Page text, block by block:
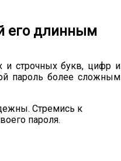
его длинным
и строчных букв, цифр и
пароль более сложным
Стремись к
пароля.